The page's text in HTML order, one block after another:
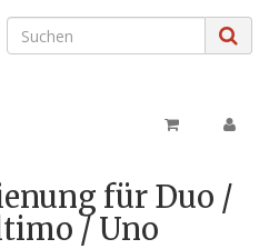
für Duo /
/ Uno